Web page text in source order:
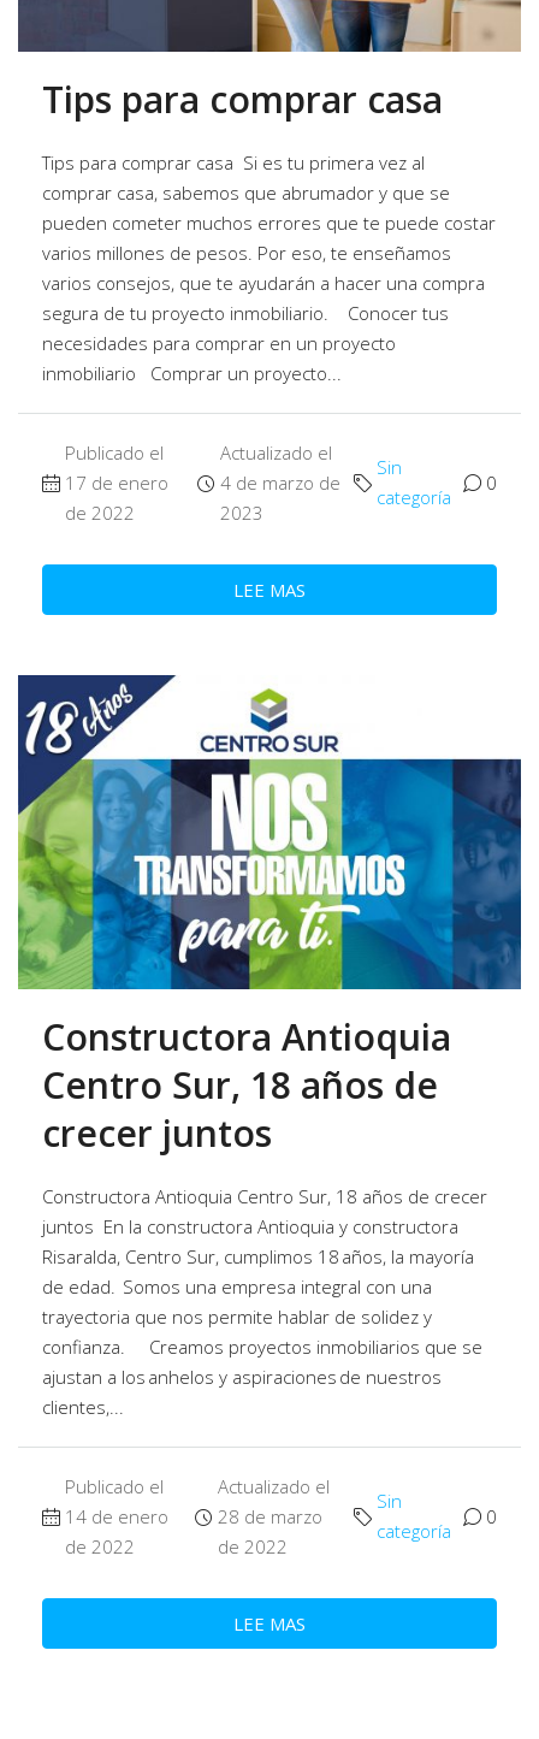
Tips para comprar casa
Tips para comprar casa Si es tu primera vez al
comprar casa, sabemos que abrumador y que se
pueden cometer muchos errores que te puede costar
varios millones de pesos. Por eso, te enseñamos
varios consejos, que te ayudarán a hacer una compra
segura de tu proyecto inmobiliario. Conocer tus
necesidades para comprar en un proyecto
inmobiliario Comprar un proyecto...
Publicado el
17 de enero
de 2022
Actualizado el
4 de marzo de
2023
Sin
categoría
0
LEE MAS
Constructora Antioquia
Centro Sur, 18 años de
crecer juntos
Constructora Antioquia Centro Sur, 18 años de crecer
juntos En la constructora Antioquia y constructora
Risaralda, Centro Sur, cumplimos 18 años, la mayoría
de edad. Somos una empresa integral con una
trayectoria que nos permite hablar de solidez y
confianza. Creamos proyectos inmobiliarios que se
ajustan a los anhelos y aspiraciones de nuestros
clientes,...
Publicado el
14 de enero
de 2022
Actualizado el
28 de marzo
de 2022
Sin
categoría
0
LEE MAS